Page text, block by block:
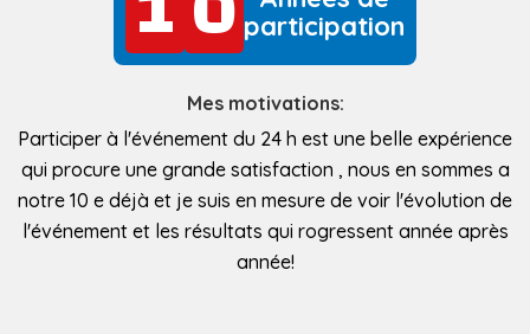
participation
Mes motivations:
Participer à l'événement du 24 h est une belle expérience
qui procure une grande satisfaction , nous en sommes a
notre 10 e déjà et je suis en mesure de voir l'évolution de
l'événement et les résultats qui rogressent année après
année!